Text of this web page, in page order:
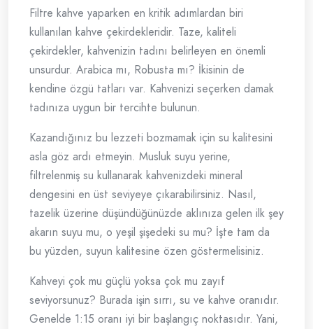
Filtre kahve yaparken en kritik adımlardan biri
kullanılan kahve çekirdekleridir. Taze, kaliteli
çekirdekler, kahvenizin tadını belirleyen en önemli
unsurdur. Arabica mı, Robusta mı? İkisinin de
kendine özgü tatları var. Kahvenizi seçerken damak
tadınıza uygun bir tercihte bulunun.
Kazandığınız bu lezzeti bozmamak için su kalitesini
asla göz ardı etmeyin. Musluk suyu yerine,
filtrelenmiş su kullanarak kahvenizdeki mineral
dengesini en üst seviyeye çıkarabilirsiniz. Nasıl,
tazelik üzerine düşündüğünüzde aklınıza gelen ilk şey
akarın suyu mu, o yeşil şişedeki su mu? İşte tam da
bu yüzden, suyun kalitesine özen göstermelisiniz.
Kahveyi çok mu güçlü yoksa çok mu zayıf
seviyorsunuz? Burada işin sırrı, su ve kahve oranıdır.
Genelde 1:15 oranı iyi bir başlangıç noktasıdır. Yani,